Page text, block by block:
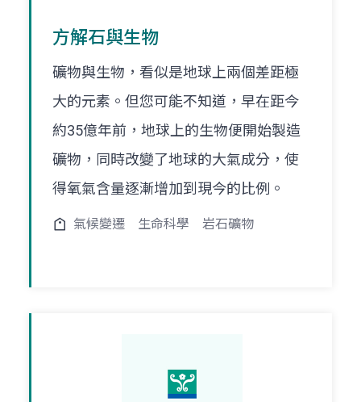
方解石與生物
礦物與生物，看似是地球上兩個差距極
大的元素。但您可能不知道，早在距今
約35億年前，地球上的生物便開始製造
礦物，同時改變了地球的大氣成分，使
得氧氣含量逐漸增加到現今的比例。
氣候變遷 生命科學 岩石礦物